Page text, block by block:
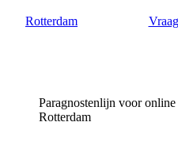
Rotterdam
Paragnostenlijn voor
Rotterdam